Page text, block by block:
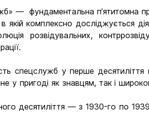
— ­ фундаментальна п’ятитомна
якій комплексно досліджується
розвідувальних,
спецслужб у перше десятиліття
у пригоді як знавцям, так і
десятиліття — з 1930-го по